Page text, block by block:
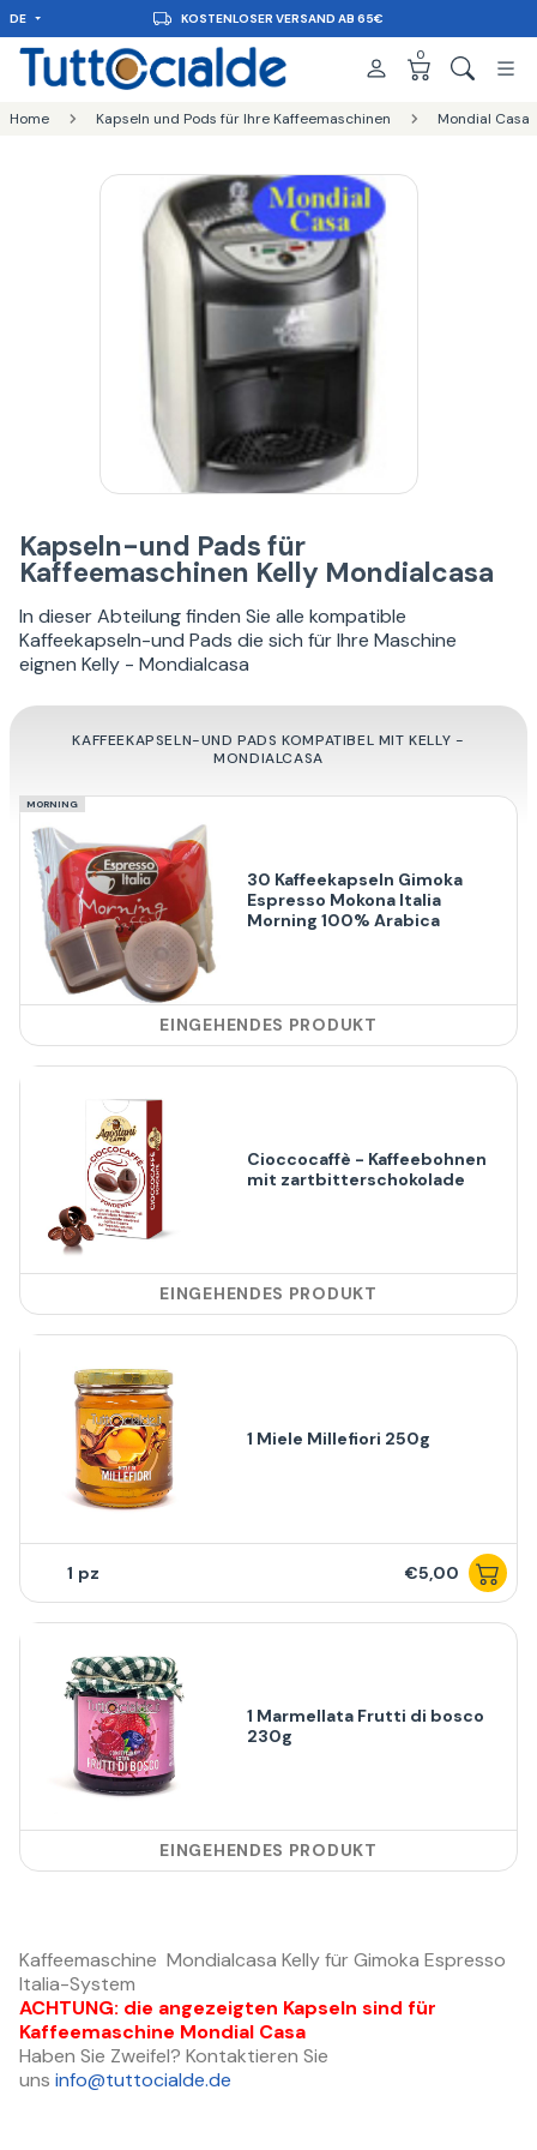
DE KOSTENLOSER VERSAND AB 65€
0
Home Kapseln und Pods für Ihre Kaffeemaschinen Mondial Casa
Kapseln-und Pads für
Kaffeemaschinen Kelly Mondialcasa
In dieser Abteilung finden Sie alle kompatible
Kaffeekapseln-und Pads die sich für Ihre Maschine
eignen Kelly - Mondialcasa
KAFFEEKAPSELN-UND PADS KOMPATIBEL MIT KELLY -
MONDIALCASA
MORNING
30 Kaffeekapseln Gimoka
Espresso Mokona Italia
Morning 100% Arabica
EINGEHENDES PRODUKT
Cioccocaffè - Kaffeebohnen
mit zartbitterschokolade
EINGEHENDES PRODUKT
1 Miele Millefiori 250g
1 €5,00
1 Marmellata Frutti di bosco
230g
EINGEHENDES PRODUKT
Kaffeemaschine Mondialcasa Kelly für Gimoka Espresso
Italia-System
ACHTUNG: die angezeigten Kapseln sind für
Kaffeemaschine Mondial Casa
Haben Sie Zweifel? Kontaktieren Sie
uns info@tuttocialde.de